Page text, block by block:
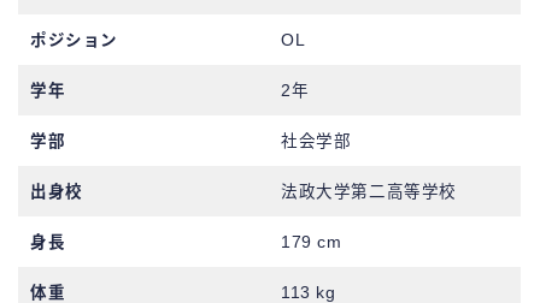
ポジション OL
学年 2年
学部 社会学部
出身校 法政大学第二高等学校
身長 179 cm
体重 113 kg